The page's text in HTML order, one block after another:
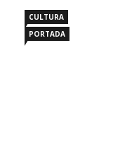
CULTURA
PORTADA